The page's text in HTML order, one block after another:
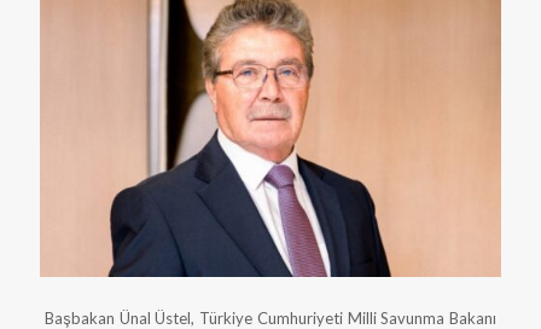
Başbakan Ünal Üstel, Türkiye Cumhuriyeti Milli Savunma Bakanı